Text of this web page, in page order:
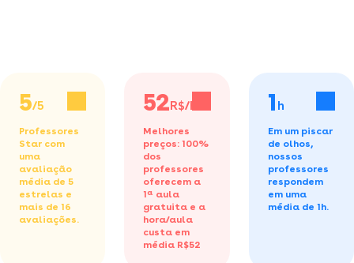
5/5
Professores
Star com
uma
avaliação
média de 5
estrelas e
mais de 16
avaliações.
52R$/h
Melhores
preços: 100%
dos
professores
oferecem a
1ª aula
gratuita e a
hora/aula
custa em
média R$52
1 h
Em um piscar
de olhos,
nossos
professores
respondem
em uma
média de 1h.